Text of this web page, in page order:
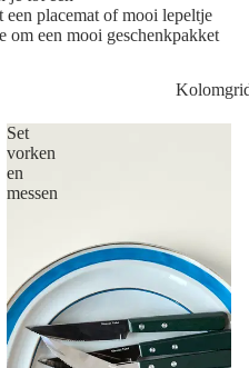
een placemat of mooi lepeltje
om een mooi geschenkpakket
Set
vorken
en
messen